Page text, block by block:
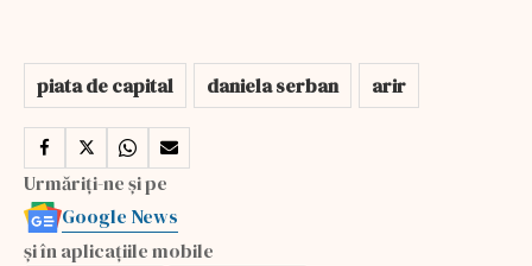
piata de capital daniela serban arir
Urmăriți-ne și pe
Google News
și în aplicațiile mobile